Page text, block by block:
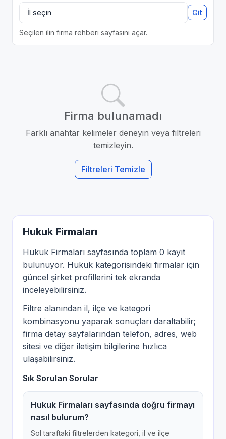
Git
Seçilen ilin firma rehberi sayfasını açar.
Firma bulunamadı
Farklı anahtar kelimeler deneyin veya filtreleri
temizleyin.
Filtreleri Temizle
Hukuk Firmaları
Hukuk Firmaları sayfasında toplam 0 kayıt
bulunuyor. Hukuk kategorisindeki firmalar için
güncel şirket profillerini tek ekranda
inceleyebilirsiniz.
Filtre alanından il, ilçe ve kategori
kombinasyonu yaparak sonuçları daraltabilir;
firma detay sayfalarından telefon, adres, web
sitesi ve diğer iletişim bilgilerine hızlıca
ulaşabilirsiniz.
Sık Sorulan Sorular
Hukuk Firmaları sayfasında doğru firmayı
nasıl bulurum?
Sol taraftaki filtrelerden kategori, il ve ilçe